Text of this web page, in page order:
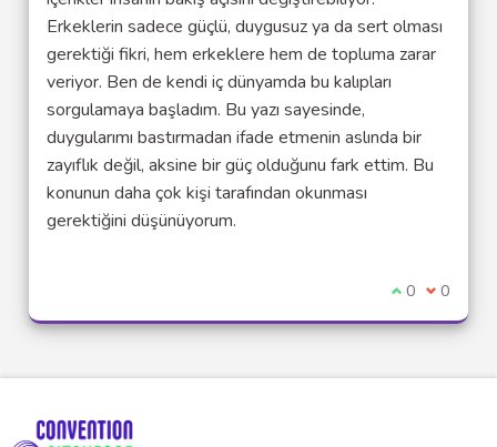
Erkeklerin sadece güçlü, duygusuz ya da sert olması
gerektiği fikri, hem erkeklere hem de topluma zarar
veriyor. Ben de kendi iç dünyamda bu kalıpları
sorgulamaya başladım. Bu yazı sayesinde,
duygularımı bastırmadan ifade etmenin aslında bir
zayıflık değil, aksine bir güç olduğunu fark ettim. Bu
konunun daha çok kişi tarafından okunması
gerektiğini düşünüyorum.
Je suis
0 Je ne
0